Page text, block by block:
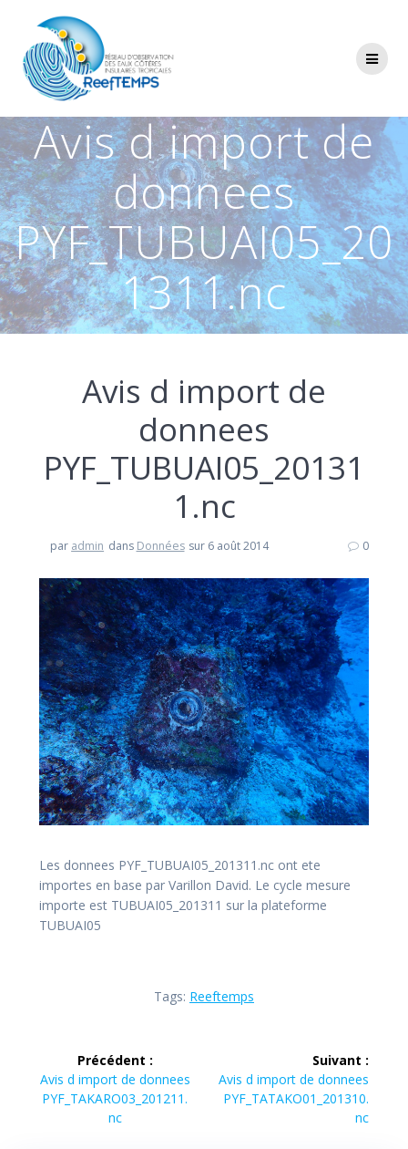
Avis d import de
donnees
PYF_TUBUAI05_20
1311.nc
Avis d import de
donnees
PYF_TUBUAI05_20131
1.nc
par admin dans Données sur 6 août 2014 0
Les donnees PYF_TUBUAI05_201311.nc ont ete
importes en base par Varillon David. Le cycle mesure
importe est TUBUAI05_201311 sur la plateforme
TUBUAI05
Tags: Reeftemps
Navigation
de
l’article
Précédent :
Article
précédent :
Avis d import de donnees
PYF_TAKARO03_201211.
nc
Suivant :
Article
suivant :
Avis d import de donnees
PYF_TATAKO01_201310.
nc